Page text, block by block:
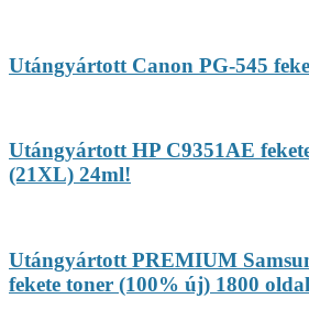
Utángyártott Canon PG-545
Utángyártott HP C9351AE
(21XL) 24ml!
Utángyártott PREMIUM
fekete toner (100% új) 1800